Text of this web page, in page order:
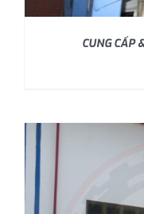
CUNG CẤP